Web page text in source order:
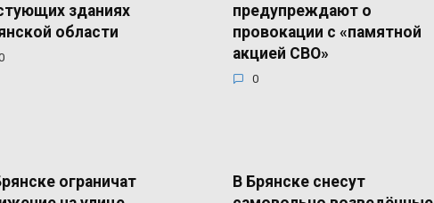
зданиях
области
предупреждают о
провокации с «памятной
акцией СВО»
0
ограничат
В Брянске снесут